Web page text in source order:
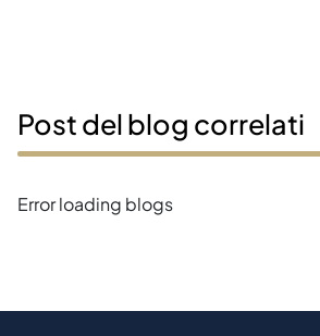
Post del blog correlati
Error loading blogs